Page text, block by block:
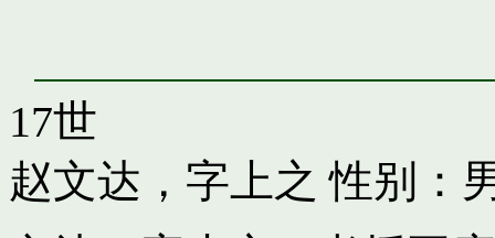
17世
赵文达，字上之 性别：